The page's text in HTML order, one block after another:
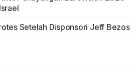
Setelah Disponsori Jeff Bezos